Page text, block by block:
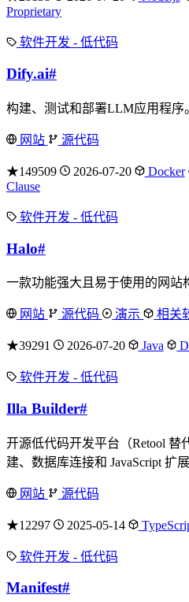
Proprietary
软件开发 - 低代码
Dify.ai#
构建、测试和部署LLM应用程序
网站 源代码
★149509 2026-07-20 Docker
Clause
软件开发 - 低代码
Halo#
一款功能强大且易于使用的网站
网站 源代码 演示 相关
★39291 2026-07-20 Java
软件开发 - 低代码
Illa Builder#
开源低代码开发平台（Retool 替
建、数据库连接和 JavaScript 扩展
网站 源代码
★12297 2025-05-14
软件开发 - 低代码
Manifest#